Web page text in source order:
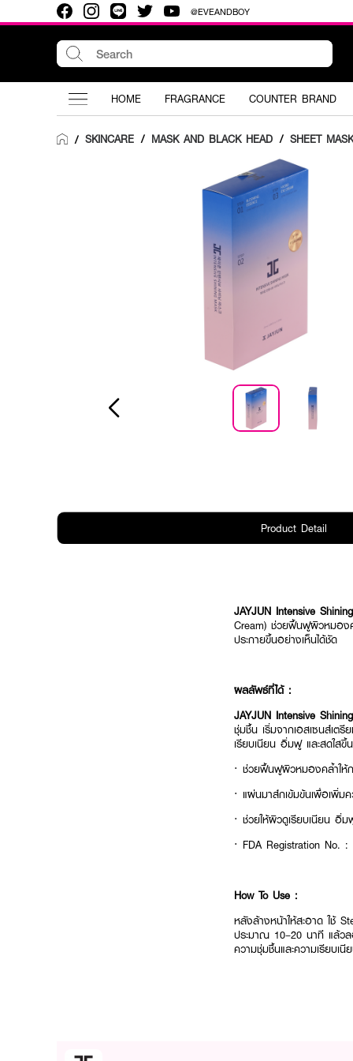
@EVEANDBOY
HOME FRAGRANCE COUNTER BRAND
/ SKINCARE / MASK AND BLACK HEAD / SHEET MASK
Product Detail
JAYJUN Intensive
Cream) ช่วยฟื้นฟูผิวหมอง
ประกายขึ้นอย่างเห็นได้ชัด
ผลลัพธ์ที่ได้ :
JAYJUN Intensive
ชุ่มชื้น เริ่มจากเอสเซนส์เต
เรียบเนียน อิ่มฟู และสดใสขึ้
· ช่วยฟื้นฟูผิวหมองคล้ำให้ก
· แผ่นมาส์กเข้มข้นเพื่อเพิ่ม
· ช่วยให้ผิวดูเรียบเนียน อิ่ม
· FDA Registration No. :
How To Use :
หลังล้างหน้าให้สะอาด ใช้
ประมาณ 10–20 นาที แล้ว
ความชุ่มชื้นและความเรียบเนี